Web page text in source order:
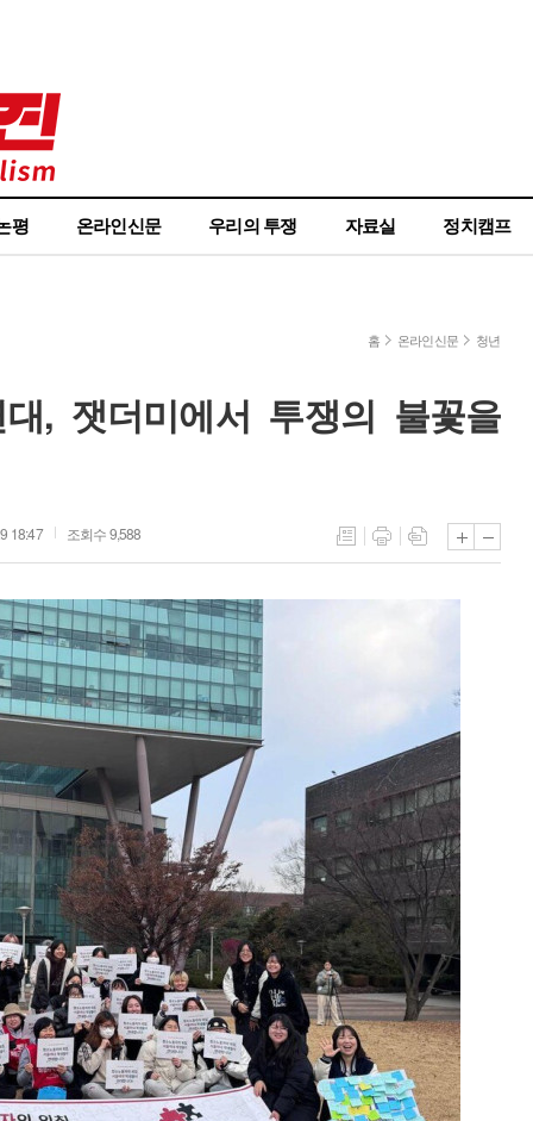
평 온라인신문 우리의 투쟁 자료실 정치캠프
홈 온라인신문 청년
, 잿더미에서 투쟁의 불꽃을
18:47 조회수 9,588